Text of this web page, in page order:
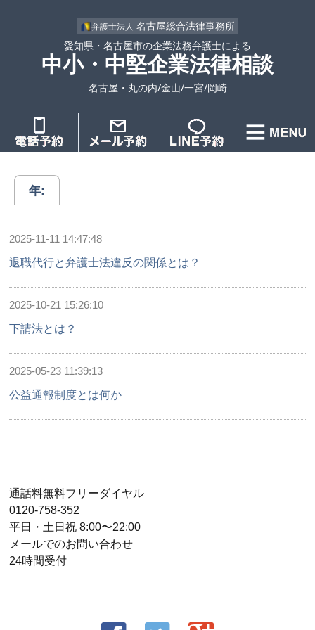
弁護士法人 名古屋総合法律事務所
愛知県・名古屋市の企業法務弁護士による
中小・中堅企業法律相談
名古屋・丸の内/金山/一宮/岡崎
年:
2025-11-11 14:47:48
退職代行と弁護士法違反の関係とは？
2025-10-21 15:26:10
下請法とは？
2025-05-23 11:39:13
公益通報制度とは何か
通話料無料フリーダイヤル
0120-758-352
平日・土日祝 8:00〜22:00
メールでのお問い合わせ
24時間受付